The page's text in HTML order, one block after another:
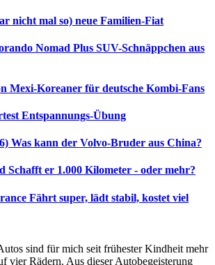
nicht mal so) neue Familien-Fiat
Nomad Plus SUV-Schnäppchen aus
Mexi-Koreaner für deutsche Kombi-Fans
Entspannungs-Übung
Was kann der Volvo-Bruder aus China?
Schafft er 1.000 Kilometer - oder mehr?
Fährt super, lädt stabil, kostet viel
sind für mich seit frühester Kindheit mehr
vier Rädern. Aus dieser Autobegeisterung